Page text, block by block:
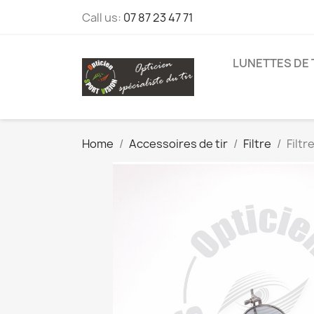
Call us: 07 87 23 47 71
LUNETTES DE
Home Accessoires de tir Filtre